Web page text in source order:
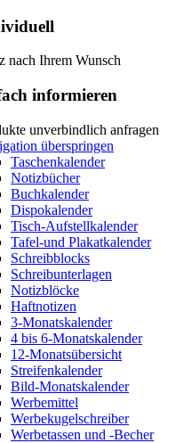
nach Ihrem Wunsch
informieren
unverbindlich anfragen
überspringen
Taschenkalender
Notizbücher
Buchkalender
Dispokalender
Tisch-Aufstellkalender
Tafel-und Plakatkalender
Schreibblocks
Schreibunterlagen
Notizblöcke
Haftnotizen
3-Monatskalender
4 bis 6-Monatskalender
12-Monatsübersicht
Streifenkalender
Bild-Monatskalender
Werbemittel
Werbekugelschreiber
Werbetassen und -Becher